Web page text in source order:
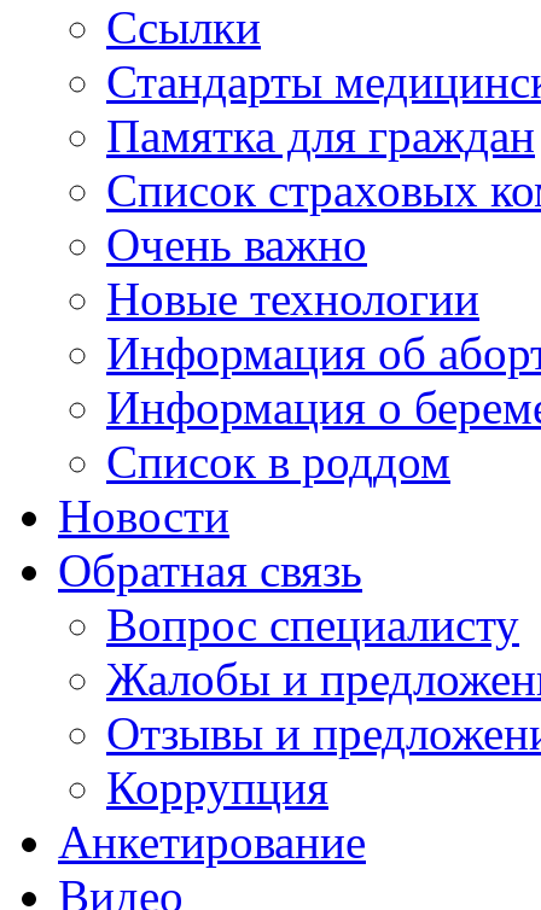
Ссылки
Стандарты
Памятка для граждан
Список страховых
Очень важно
Новые технологии
Информация об
Информация о
Список в роддом
Новости
Обратная связь
Вопрос специалисту
Жалобы и
Отзывы и
Коррупция
Анкетирование
Видео